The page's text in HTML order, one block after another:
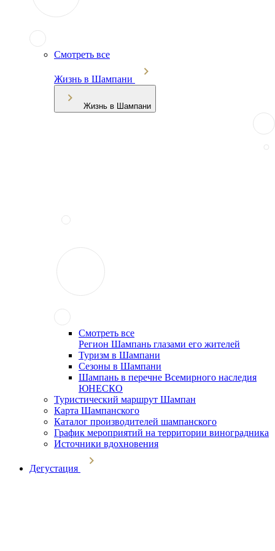
Смотреть все
Жизнь в Шампани
Жизнь в Шампани
Смотреть все
Регион Шампань глазами его жителей
Туризм в Шампани
Сезоны в Шампани
Шампань в перечне Всемирного наследия
ЮНЕСКО
Туристический маршрут Шампан
Карта Шампанского
Каталог производителей шампанского
График мероприятий на территории виноградника
Источники вдохновения
Дегустация